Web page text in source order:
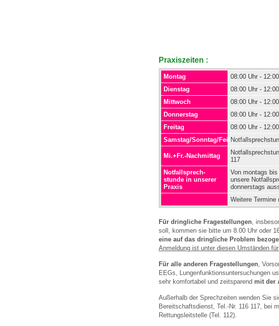
Praxiszeiten :
Montag
08:00 Uhr -
Dienstag
08:00 Uhr -
Mittwoch
08:00 Uhr -
Donnerstag
08:00 Uhr -
Freitag
08:00 Uhr -
Samstag/Sonntag/Feitertage
Mi.+Fr.-Nachmittag
117
Notfallsprech-
stunde in unserer
Praxis
Von montags
unsere
donnerstags
Weitere Termine
Für dringliche Fragestellungen,
soll, kommen sie bitte um 8.00 Uhr oder
eine auf das dringliche Problem
Anmeldung ist unter diesen Umständen
Für alle anderen Fragestellungen,
EEGs, Lungenfunktionsuntersuchungen
sehr komfortabel und zeitsparend mit der
Außerhalb der Sprechzeiten wenden Sie
Bereitschaftsdienst, Tel.-Nr. 116 117, bei
Rettungsleitstelle (Tel. 112).